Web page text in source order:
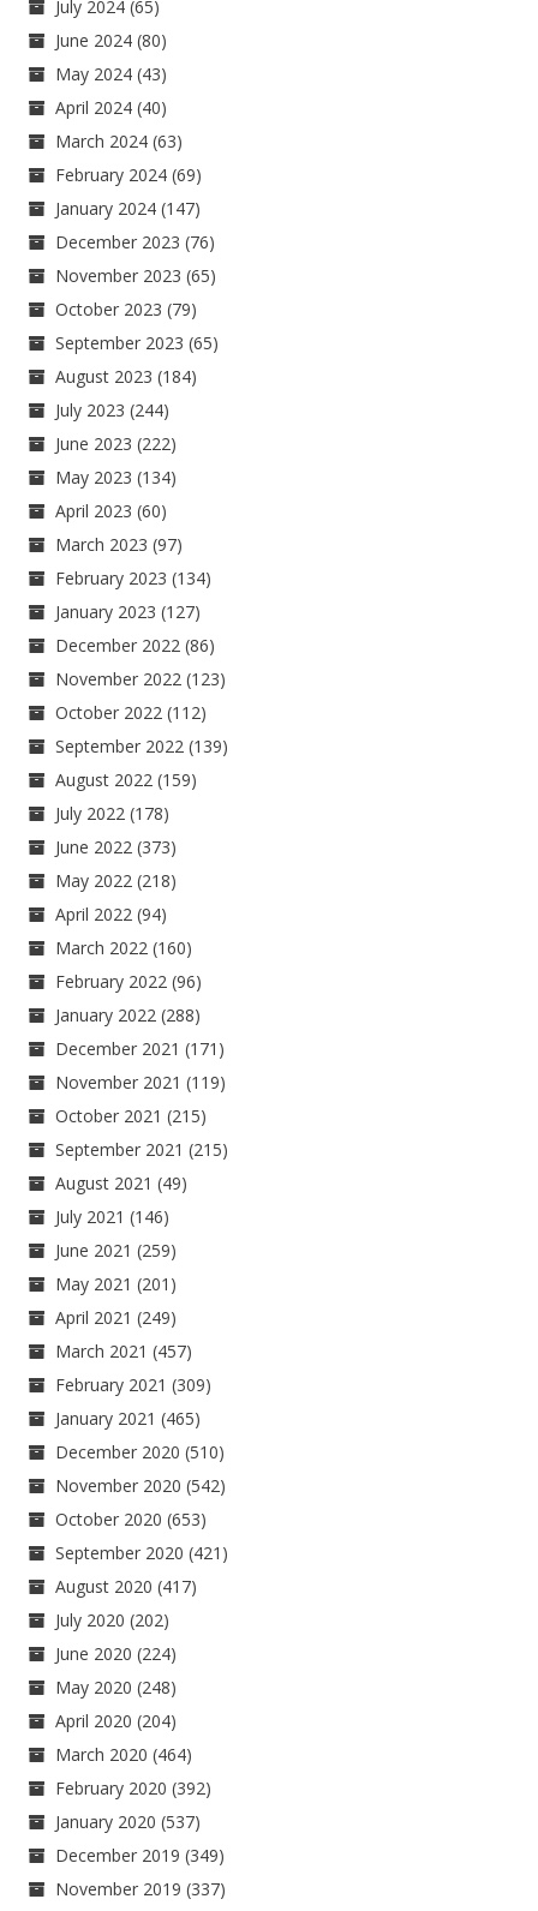
July 2024 (65)
June 2024 (80)
May 2024 (43)
April 2024 (40)
March 2024 (63)
February 2024 (69)
January 2024 (147)
December 2023 (76)
November 2023 (65)
October 2023 (79)
September 2023 (65)
August 2023 (184)
July 2023 (244)
June 2023 (222)
May 2023 (134)
April 2023 (60)
March 2023 (97)
February 2023 (134)
January 2023 (127)
December 2022 (86)
November 2022 (123)
October 2022 (112)
September 2022 (139)
August 2022 (159)
July 2022 (178)
June 2022 (373)
May 2022 (218)
April 2022 (94)
March 2022 (160)
February 2022 (96)
January 2022 (288)
December 2021 (171)
November 2021 (119)
October 2021 (215)
September 2021 (215)
August 2021 (49)
July 2021 (146)
June 2021 (259)
May 2021 (201)
April 2021 (249)
March 2021 (457)
February 2021 (309)
January 2021 (465)
December 2020 (510)
November 2020 (542)
October 2020 (653)
September 2020 (421)
August 2020 (417)
July 2020 (202)
June 2020 (224)
May 2020 (248)
April 2020 (204)
March 2020 (464)
February 2020 (392)
January 2020 (537)
December 2019 (349)
November 2019 (337)